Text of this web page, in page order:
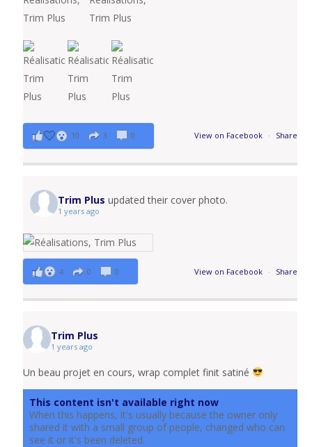
View on Facebook · Share
10 3 0
Trim Plus updated their cover photo.
1 years ago
View on Facebook · Share
4 0 0
Trim Plus
1 years ago
Un beau projet en cours, wrap complet finit satiné
This content isn't available right now
When this happens, it's usually because the owner only
shared it with a small group of people, changed who can
see it or it's been deleted.